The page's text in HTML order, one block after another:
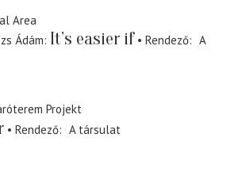
Area
Ádám It’s easier if Rendező
A
Projekt
Rendező
A társulat